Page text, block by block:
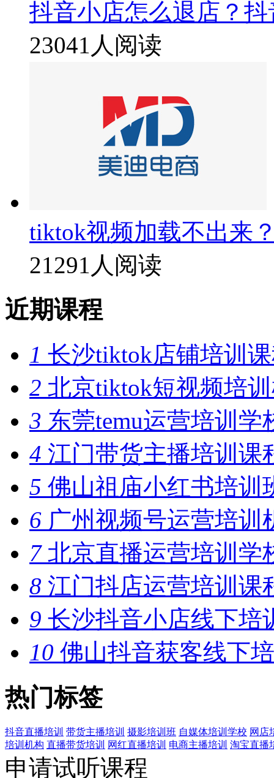
抖音小店怎么退店？
23041人阅读
tiktok视频加载不出来
21291人阅读
近期课程
1 长沙tiktok店铺培训
2 北京tiktok短视频培
3 东莞temu运营培训学
4 江门带货主播培训课
5 佛山祖庙小红书培训
6 广州视频号运营培训
7北京直播运营培训学
8 江门抖店运营培训课
9 长沙抖音小店线下培
10 佛山抖音获客线下
热门标签
抖音直播培训 带货主播培训 摄影培训班 自媒体培训学校 网店
培训机构 直播带货培训 网红直播培训 电商主播培训 淘宝直播
申请试听课程